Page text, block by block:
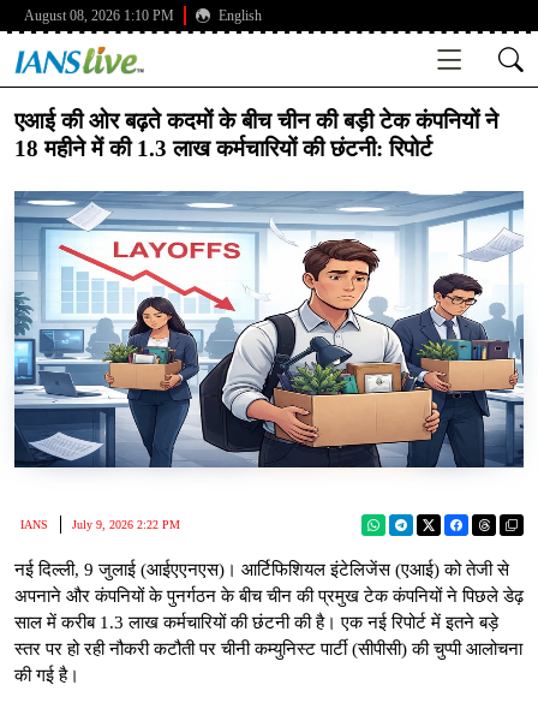
August 08, 2026 1:10 PM English
एआई की ओर बढ़ते कदमों के बीच चीन की बड़ी टेक कंपनियों ने
18 महीने में की 1.3 लाख कर्मचारियों की छंटनी: रिपोर्ट
IANS July 9, 2026 2:22 PM
नई दिल्ली, 9 जुलाई (आईएएनएस)। आर्टिफिशियल इंटेलिजेंस (एआई) को तेजी से
अपनाने और कंपनियों के पुनर्गठन के बीच चीन की प्रमुख टेक कंपनियों ने पिछले डेढ़
साल में करीब 1.3 लाख कर्मचारियों की छंटनी की है। एक नई रिपोर्ट में इतने बड़े
स्तर पर हो रही नौकरी कटौती पर चीनी कम्युनिस्ट पार्टी (सीपीसी) की चुप्पी आलोचना
की गई है।